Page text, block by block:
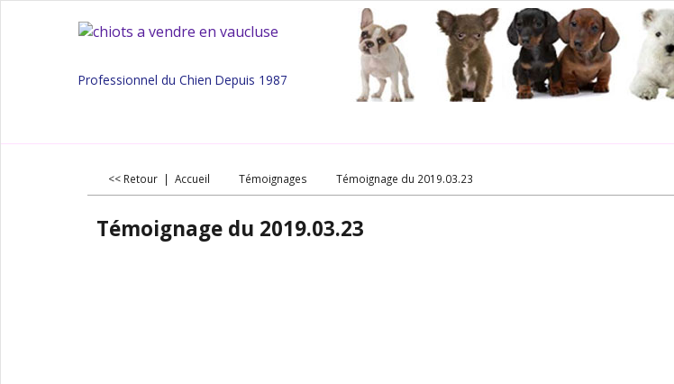
Professionnel du Chien Depuis 1987
<< Retour | Accueil Témoignages Témoignage du 2019.03.23
Témoignage du 2019.03.23